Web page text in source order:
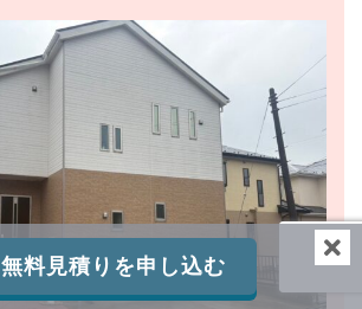
無料見積りを申し込む